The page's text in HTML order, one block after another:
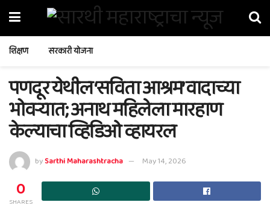
शिक्षण सरकारी योजना
पणदूर येथील ‘सविता आश्रम’ वादाच्या
भोवऱ्यात; अनाथ महिलेला मारहाण
केल्याचा व्हिडिओ व्हायरल
bySarthi Maharashtracha May 14, 2026
0
SHARES